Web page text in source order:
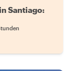
Santiago: